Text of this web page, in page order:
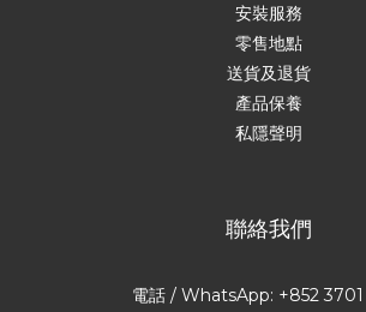
安裝服務
零售地點
送貨及退貨
產品保養
私隱聲明
聯絡我們
電話 / WhatsApp: +852 3701